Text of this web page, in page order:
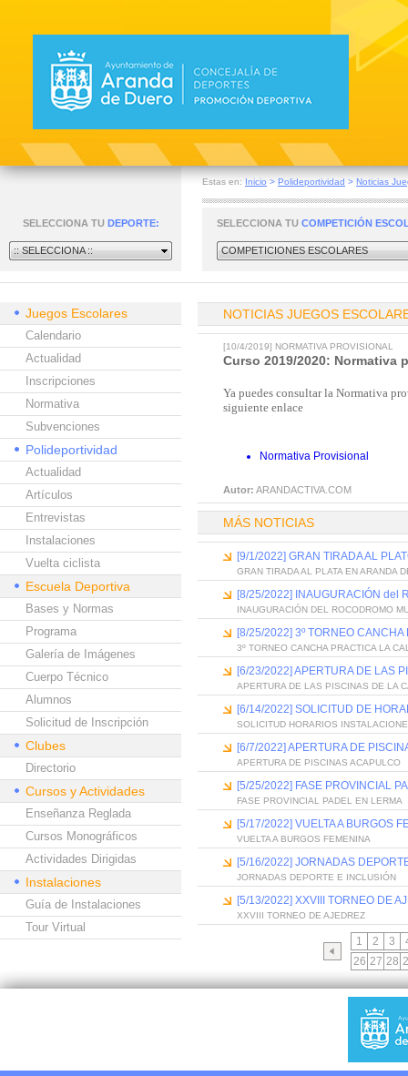
Estas en: Inicio > Polideportividad > Noticias
SELECCIONA TU DEPORTE:
:: SELECCIONA ::
SELECCIONA TU COMPETICIÓN
COMPETICIONES ESCOLARES
Juegos Escolares
Calendario
Actualidad
Inscripciones
Normativa
Subvenciones
Polideportividad
Actualidad
Artículos
Entrevistas
Instalaciones
Vuelta ciclista
Escuela Deportiva
Bases y Normas
Programa
Galería de Imágenes
Cuerpo Técnico
Alumnos
Solicitud de Inscripción
Clubes
Directorio
Cursos y Actividades
Enseñanza Reglada
Cursos Monográficos
Actividades Dirigidas
Instalaciones
Guía de Instalaciones
Tour Virtual
NOTICIAS JUEGOS
[10/4/2019] NORMATIVA PROVISIONAL
Curso 2019/2020: Normativa
Ya puedes consultar la Normativa
siguiente enlace
Normativa Provisional
Autor: ARANDACTIVA.COM
MÁS NOTICIAS
[9/1/2022] GRAN TIRADA AL
GRAN TIRADA AL PLATA EN ARANDA
[8/25/2022] INAUGURACIÓN del
INAUGURACIÓN DEL ROCODROMO
[8/25/2022] 3º TORNEO
3º TORNEO CANCHA PRACTICA LA
[6/23/2022] APERTURA DE LAS
APERTURA DE LAS PISCINAS DE LA
[6/14/2022] SOLICITUD DE
SOLICITUD HORARIOS
[6/7/2022] APERTURA DE
APERTURA DE PISCINAS ACAPULCO
[5/25/2022] FASE PROVINCIAL
FASE PROVINCIAL PADEL EN LERMA
[5/17/2022] VUELTA A BURGOS
VUELTA A BURGOS FEMENINA
[5/16/2022] JORNADAS
JORNADAS DEPORTE E INCLUSIÓN
[5/13/2022] XXVIII TORNEO DE
XXVIII TORNEO DE AJEDREZ
1 2 3
26 27 28